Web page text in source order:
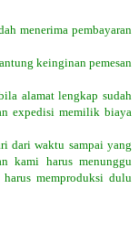
menerima pembayaran
keinginan pemesan
alamat lengkap sudah
expedisi memilik biaya
dari waktu sampai yang
kami harus menunggu
memproduksi dulu